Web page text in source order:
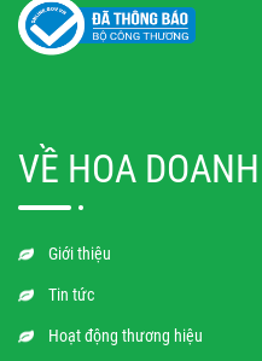
VỀ HOA DOANH
Giới thiệu
Tin tức
Hoạt động thương hiệu